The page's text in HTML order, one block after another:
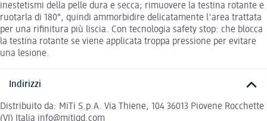
inestetismi della pelle dura e secca; rimuovere la testina rotante e
ruotarla di 180°, quindi ammorbidire delicatamente l'area trattata
per una rifinitura più liscia. Con tecnologia safety stop: che blocca
la testina rotante se viene applicata troppa pressione per evitare
una lesione.
Indirizzi
Distribuito da: MiTi S.p.A. Via Thiene, 104 36013 Piovene Rocchette
(VI) Italia info@mitigd.com